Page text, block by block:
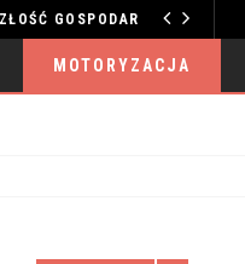
TECHNOLOGIE WODNE: PRZYSZŁOŚĆ GOSPODARKI ZASOBAMI
MOTORYZACJA